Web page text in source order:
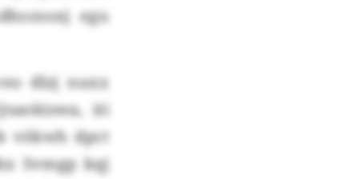
egu
dlzj nuxx
iti
vökwh dpct
Svmgp kqj